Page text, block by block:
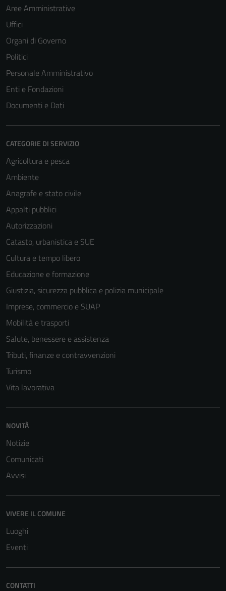
Aree Amministrative
Uffici
Organi di Governo
Politici
Personale Amministrativo
Enti e Fondazioni
Documenti e Dati
CATEGORIE DI SERVIZIO
Agricoltura e pesca
Ambiente
Anagrafe e stato civile
Appalti pubblici
Autorizzazioni
Catasto, urbanistica e SUE
Cultura e tempo libero
Educazione e formazione
Giustizia, sicurezza pubblica e polizia municipale
Imprese, commercio e SUAP
Mobilità e trasporti
Salute, benessere e assistenza
Tributi, finanze e contravvenzioni
Turismo
Vita lavorativa
NOVITÀ
Notizie
Comunicati
Avvisi
VIVERE IL COMUNE
Luoghi
Eventi
CONTATTI